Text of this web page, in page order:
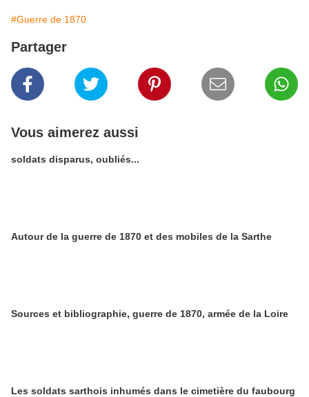
#Guerre de 1870
Partager
Vous aimerez aussi
soldats disparus, oubliés...
Autour de la guerre de 1870 et des mobiles de la Sarthe
Sources et bibliographie, guerre de 1870, armée de la Loire
Les soldats sarthois inhumés dans le cimetière du faubourg